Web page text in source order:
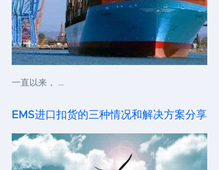
一直以来， …
EMS进口扣货的三种情况和解决方案分享